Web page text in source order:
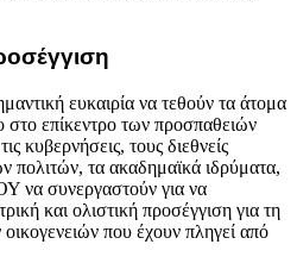
ευκαιρία να τεθούν τα άτομα
στο επίκεντρο των προσπαθειών
κυβερνήσεις, τους διεθνείς
πολιτών, τα ακαδημαϊκά ιδρύματα,
να συνεργαστούν για να
και ολιστική προσέγγιση για τη
που έχουν πληγεί από